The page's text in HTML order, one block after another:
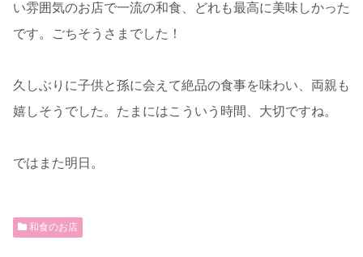
い雰囲気のお店で一流の和食、どれも最高に美味しかった
です。ごちそうさまでした！
久しぶりに子供と孫に会えて絶品の食事を味わい、両親も
嬉しそうでした。たまにはこういう時間、大切ですね。
ではまた明日。
和食のお店